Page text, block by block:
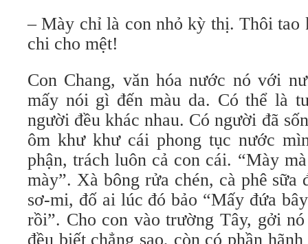
– Mày chỉ là con nhỏ kỳ thị. Thôi tao
chi cho mệt!
Con Chang, văn hóa nước nó với
mấy nói gì đến màu da. Có thể là
người đều khác nhau. Có người đã
ôm khư khư cái phong tục nước
phận, trách luôn cả con cái. “Mày
mày”. Xà bông rửa chén, cà phê sữa
sơ-mi, đố ai lúc đó bảo “Mấy đứa
rồi”. Cho con vào trường Tây, gởi
đều biết chẳng sao, còn có phần